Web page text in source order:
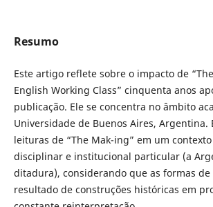
Resumo
Este artigo reflete sobre o impacto de
English Working Class” cinquenta anos
publicação. Ele se concentra no âmbito
Universidade de Buenos Aires, Argentina.
leituras de “The Mak-ing” em um
disciplinar e institucional particular (a
ditadura), considerando que as formas
resultado de construções históricas em